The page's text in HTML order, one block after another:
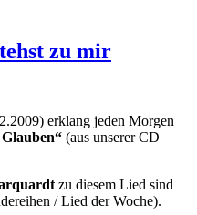
zu mir
erklang jeden Morgen
(aus unserer CD
zu diesem Lied sind
/ Lied der Woche).